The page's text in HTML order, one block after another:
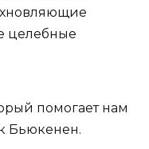
целебные
помогает нам
Бьюкенен.